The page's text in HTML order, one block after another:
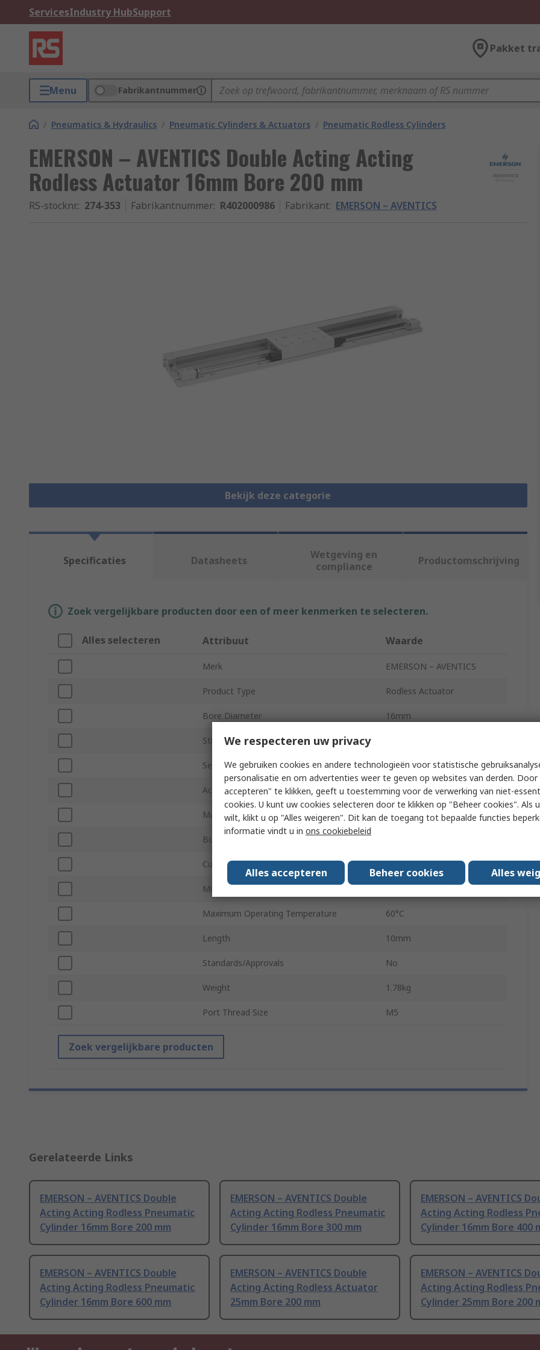
ServicesIndustry HubSupport
Pakket
Menu Fabrikantnummer
/ Pneumatics & Hydraulics / Pneumatic Cylinders & Actuators / Pneumatic Rodless Cylinders
EMERSON – AVENTICS Double Acting Acting
Rodless Actuator 16mm Bore 200 mm
RS-stocknr.: 274-353 Fabrikantnummer: R402000986 Fabrikant: EMERSON – AVENTICS
Bekijk deze categorie
Specificaties Datasheets
Wetgeving en
compliance
Productomschrijving
Zoek vergelijkbare producten door een of meer kenmerken te selecteren.
Alles selecteren Attribuut Waarde
Merk EMERSON – AVENTICS
Product Type Rodless Actuator
Bore Diameter 16mm
Stroke Length
Series GSU
Action Type Double Acting
Maximum Operating Pressure 8 bar
Body Material
Cushioning Type Hydraulic
Minimum Operating Temperature
Maximum Operating Temperature 60°C
Length 10mm
Standards/Approvals No
Weight 1.78kg
Port Thread Size M5
Zoek vergelijkbare producten
Gerelateerde Links
EMERSON – AVENTICS Double
Acting Acting Rodless Pneumatic
Cylinder 16mm Bore 200 mm
EMERSON – AVENTICS Double
Acting Acting Rodless Pneumatic
Cylinder 16mm Bore 300 mm
EMERSON – AVENTICS
Acting Acting Rodless
Cylinder 16mm Bore 400
EMERSON – AVENTICS Double
Acting Acting Rodless Pneumatic
Cylinder 16mm Bore 600 mm
EMERSON – AVENTICS Double
Acting Acting Rodless Actuator
25mm Bore 200 mm
EMERSON – AVENTICS
Acting Acting Rodless
Cylinder 25mm Bore 200
We respecteren uw privacy
We gebruiken cookies en andere technologieën voor statistische
personalisatie en om advertenties weer te geven op websites van derden. Door
accepteren" te klikken, geeft u toestemming voor de verwerking van niet-
cookies. U kunt uw cookies selecteren door te klikken op "Beheer cookies". Als
wilt, klikt u op "Alles weigeren". Dit kan de toegang tot bepaalde functies
informatie vindt u in ons cookiebeleid
Alles accepteren Beheer cookies Alles